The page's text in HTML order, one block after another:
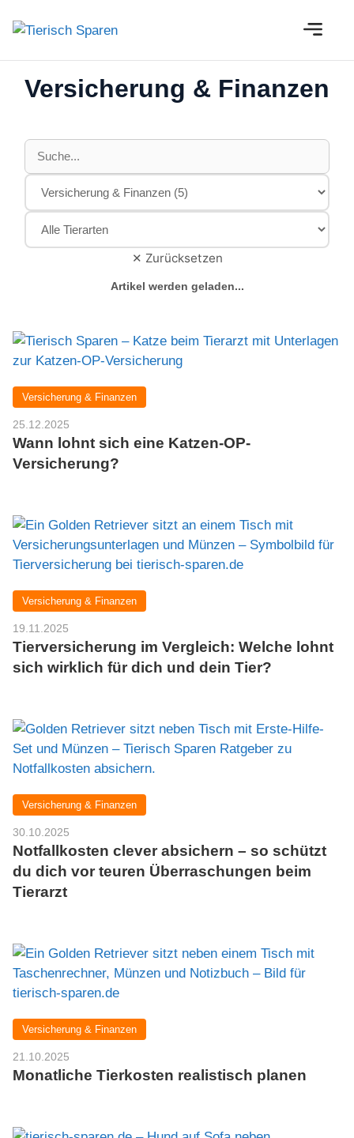
Inhalt
Versicherung & Finanzen
✕ Zurücksetzen
Artikel werden geladen...
Versicherung & Finanzen
25.12.2025
Wann lohnt sich eine Katzen-OP-
Versicherung?
Versicherung & Finanzen
19.11.2025
Tierversicherung im Vergleich: Welche lohnt
sich wirklich für dich und dein Tier?
Versicherung & Finanzen
30.10.2025
Notfallkosten clever absichern – so schützt
du dich vor teuren Überraschungen beim
Tierarzt
Versicherung & Finanzen
21.10.2025
Monatliche Tierkosten realistisch planen